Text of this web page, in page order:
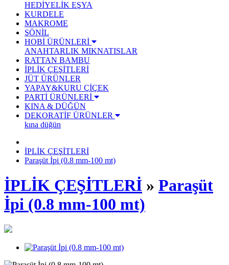
HEDİYELİK EŞYA
KURDELE
MAKROME
ŞÖNİL
HOBİ ÜRÜNLERİ
ANAHTARLIK MIKNATISLAR
RATTAN BAMBU
İPLİK ÇEŞİTLERİ
JÜT ÜRÜNLER
YAPAY&KURU ÇİÇEK
PARTİ ÜRÜNLERİ
KINA & DÜĞÜN
DEKORATİF ÜRÜNLER
kına düğün
İPLİK ÇEŞİTLERİ
Paraşüt İpi (0.8 mm-100 mt)
İPLİK ÇEŞİTLERİ » Paraşüt
İpi (0.8 mm-100 mt)